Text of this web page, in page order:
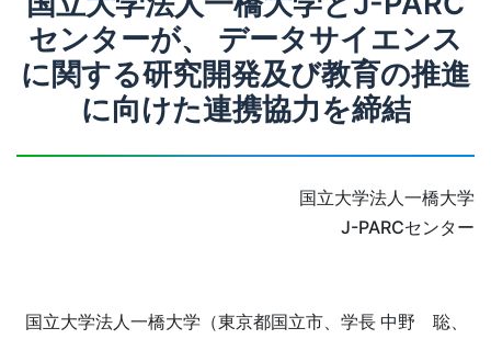
センターが、 データサイエンス
に関する研究開発及び教育の推進
に向けた連携協力を締結
国立大学法人一橋大学
J-PARCセンター
国立大学法人一橋大学（東京都国立市、学長 中野 聡、